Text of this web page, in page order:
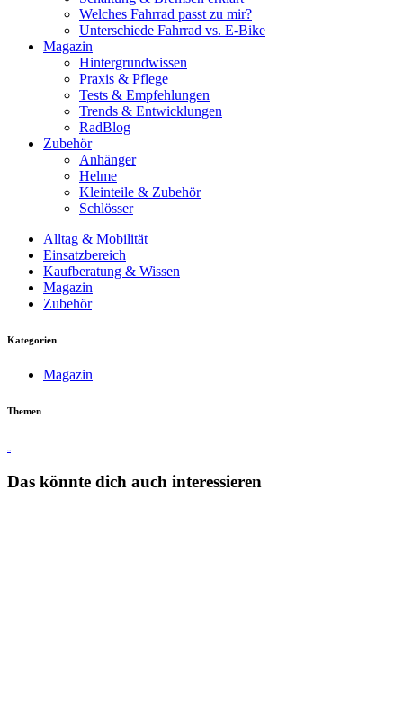
Welches Fahrrad passt zu mir?
Unterschiede Fahrrad vs. E-Bike
Magazin
Hintergrundwissen
Praxis & Pflege
Tests & Empfehlungen
Trends & Entwicklungen
RadBlog
Zubehör
Anhänger
Helme
Kleinteile & Zubehör
Schlösser
Alltag & Mobilität
Einsatzbereich
Kaufberatung & Wissen
Magazin
Zubehör
Kategorien
Magazin
Themen
Das könnte dich auch interessieren